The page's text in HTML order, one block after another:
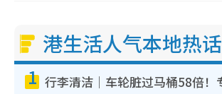
港生活人气本地热话
1